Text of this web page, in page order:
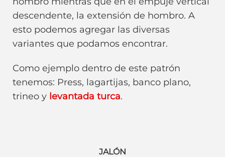
descendente, la extensión de hombro. A
esto podemos agregar las diversas
variantes que podamos encontrar.
Como ejemplo dentro de este patrón
tenemos: Press, lagartijas, banco plano,
trineo y levantada turca.
JALÓN